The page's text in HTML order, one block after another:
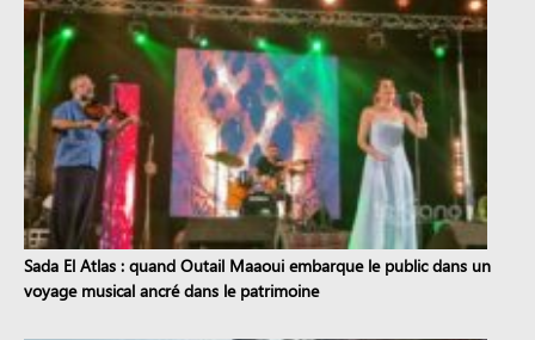
Sada El Atlas : quand Outail Maaoui embarque le public dans un
voyage musical ancré dans le patrimoine